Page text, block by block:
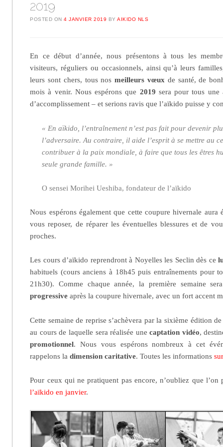
2019
POSTED ON4 JANVIER 2019 BYAIKIDO NLS
En ce début d’année, nous présentons à tous les
visiteurs, réguliers ou occasionnels, ainsi qu’à leurs
leurs sont chers, tous nosmeilleurs vœux de santé, de
mois à venir. Nous espérons que 2019 sera pour tous une
d’accomplissement – et serions ravis que l’aïkido puisse y
« En aïkido, l’entraînement n’est pas fait pour devenir
l’adversaire. Au contraire, il aide l’esprit à se mettre au
contribuer à la paix mondiale, à faire que tous les êtres
seule grande famille. »
O sensei Morihei Ueshiba, fondateur de l’aïkido
Nous espérons également que cette coupure hivernale aura
vous reposer, de réparer les éventuelles blessures et de
proches.
Les cours d’aïkido reprendront à Noyelles les Seclin dès ce
habituels (cours anciens à 18h45 puis entraînements pour
21h30). Comme chaque année, la première semaine
progressive après la coupure hivernale, avec un fort accent
Cette semaine de reprise s’achèvera par la sixième édition
au cours de laquelle sera réalisée unecaptation vidéo,
promotionnel. Nous vous espérons nombreux à cet
rappelons ladimension caritative. Toutes les informations
Pour ceux qui ne pratiquent pas encore, n’oubliez que l’on
l’aïkido en janvier.